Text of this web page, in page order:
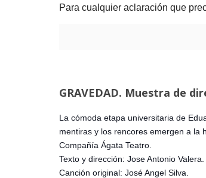
Para cualquier aclaración que
GRAVEDAD. Muestra de
La cómoda etapa universitaria de
mentiras y los rencores emergen a la
Compañía Ágata Teatro.
Texto y dirección: Jose Antonio Valera.
Canción original: José Angel Silva.